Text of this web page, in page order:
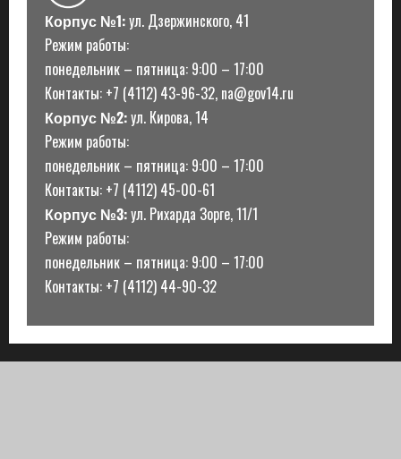
Корпус №1:ул. Дзержинского, 41
Режим работы:
понедельник – пятница: 9:00 – 17:00
Контакты: +7 (4112) 43-96-32, na@gov14.ru
Корпус №2:ул. Кирова, 14
Режим работы:
понедельник – пятница: 9:00 – 17:00
Контакты: +7 (4112) 45-00-61
Корпус №3:ул. Рихарда Зорге, 11/1
Режим работы:
понедельник – пятница: 9:00 – 17:00
Контакты: +7 (4112) 44-90-32